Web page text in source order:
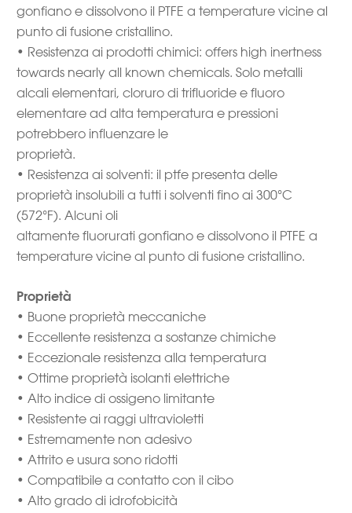
gonfiano e dissolvono il PTFE a temperature vicine al
punto di fusione cristallino.
• Resistenza ai prodotti chimici: offers high inertness
towards nearly all known chemicals. Solo metalli
alcali elementari, cloruro di trifluoride e fluoro
elementare ad alta temperatura e pressioni
potrebbero influenzare le
proprietà.
• Resistenza ai solventi: il ptfe presenta delle
proprietà insolubili a tutti i solventi fino ai 300°C
(572°F). Alcuni oli
altamente fluorurati gonfiano e dissolvono il PTFE a
temperature vicine al punto di fusione cristallino.
Proprietà
• Buone proprietà meccaniche
• Eccellente resistenza a sostanze chimiche
• Eccezionale resistenza alla temperatura
• Ottime proprietà isolanti elettriche
• Alto indice di ossigeno limitante
• Resistente ai raggi ultravioletti
• Estremamente non adesivo
• Attrito e usura sono ridotti
• Compatibile a contatto con il cibo
• Alto grado di idrofobicità